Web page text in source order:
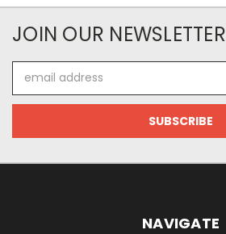
JOIN OUR NEWSLETTER
Address
NAVIGATE